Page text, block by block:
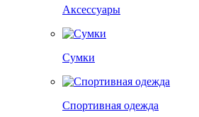
Аксессуары
Сумки
Спортивная одежда